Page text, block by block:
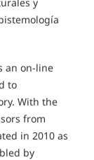
an on-line
to
With the
from
in 2010 as
by